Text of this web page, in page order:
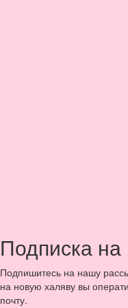
Подписка
Подпишитесь на нашу
на новую халяву вы
почту.